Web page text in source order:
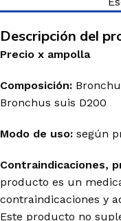
Descripción del
Precio x ampolla
Composición:
Bronchus suis D200
Modo de uso: según
Contraindicaciones,
producto es un
contraindicaciones y
Este producto no